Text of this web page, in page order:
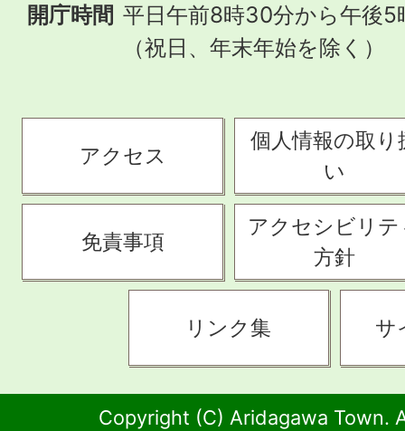
開庁時間 平日午前8時30分から午後5
（祝日、年末年始を除く）
アクセス
個人情報の取り
い
免責事項
アクセシビリテ
方針
リンク集 サ
Copyright (C) Aridagawa Town.